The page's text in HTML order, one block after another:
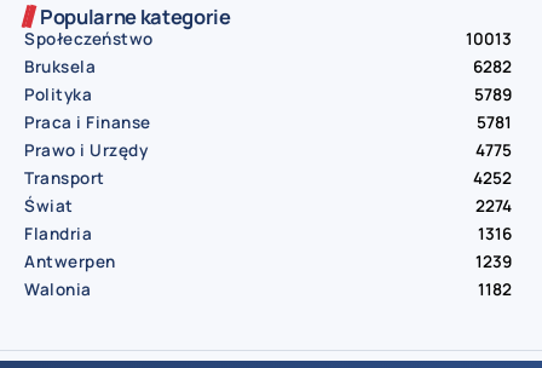
Popularne kategorie
Społeczeństwo
10013
Bruksela
6282
Polityka
5789
Praca i Finanse
5781
Prawo i Urzędy
4775
Transport
4252
Świat
2274
Flandria
1316
Antwerpen
1239
Walonia
1182